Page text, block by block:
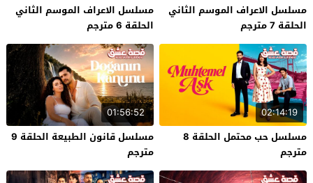
مسلسل الاعراف الموسم الثاني
الحلقة 7 مترجم
مسلسل الاعراف الموسم الثاني
الحلقة 6 مترجم
02:14:19
مسلسل حب محتمل الحلقة 8
مترجم
01:56:52
مسلسل قانون الطبيعة الحلقة 9
مترجم